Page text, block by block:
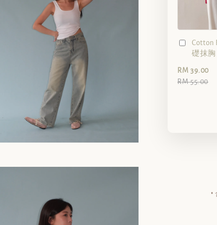
Cotton
礎抹胸
RM 39.00
RM 55.00
•